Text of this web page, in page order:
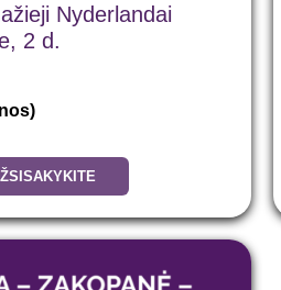
Nyderlandai
2 d.